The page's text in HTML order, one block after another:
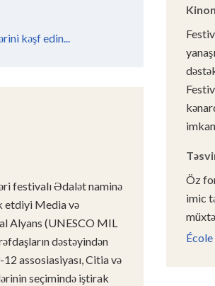
kəşf edin...
festivalı Ədalət naminə
etdiyi Media və
Alyans (UNESCO MIL
dəstəyindən
assosiasiyası, Citia və
seçimində iştirak
Öz
imic